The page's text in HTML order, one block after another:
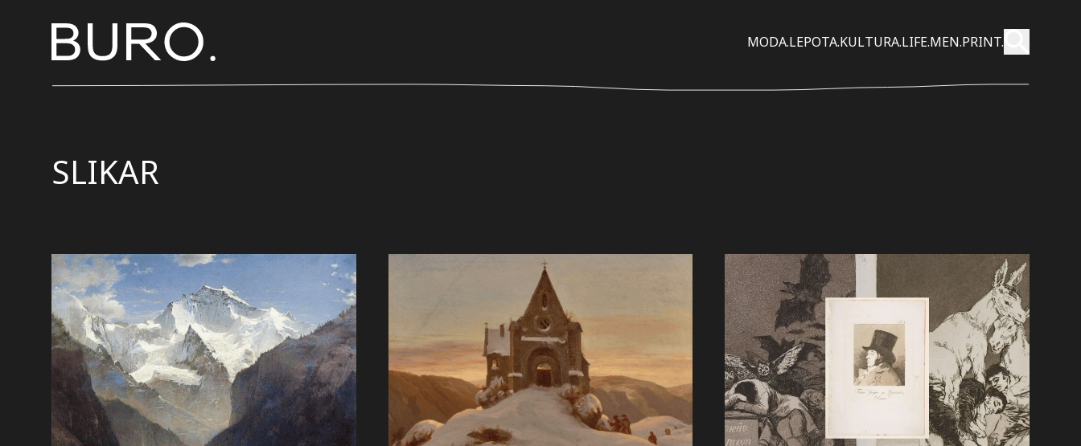
MODA.LEPOTA.KULTURA.LIFE.MEN.PRINT. Pretraži
SLIKAR